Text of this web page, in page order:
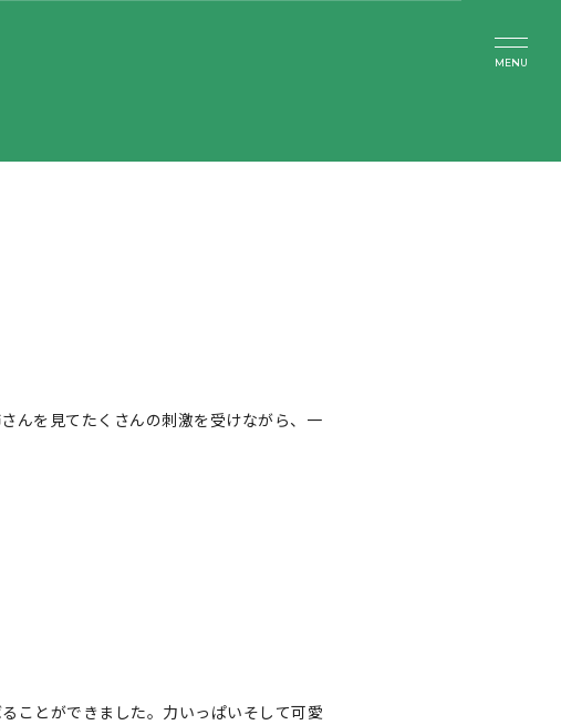
MENU
んを見てたくさんの刺激を受けながら、一
ことができました。力いっぱいそして可愛